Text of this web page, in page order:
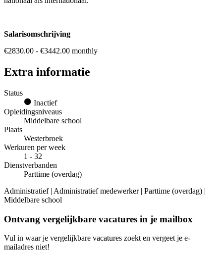
Salarisomschrijving
€2830.00 - €3442.00 monthly
Extra informatie
Status
Inactief
Opleidingsniveaus
Middelbare school
Plaats
Westerbroek
Werkuren per week
1 - 32
Dienstverbanden
Parttime (overdag)
Administratief | Administratief medewerker | Parttime (overdag) |
Middelbare school
Ontvang vergelijkbare vacatures in je mailbox
Vul in waar je vergelijkbare vacatures zoekt en vergeet je e-
mailadres niet!